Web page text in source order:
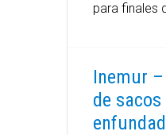
para finales
Inemur
de